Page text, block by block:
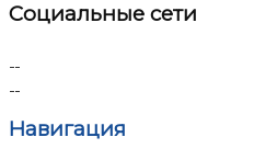
Социальные сети
Навигация